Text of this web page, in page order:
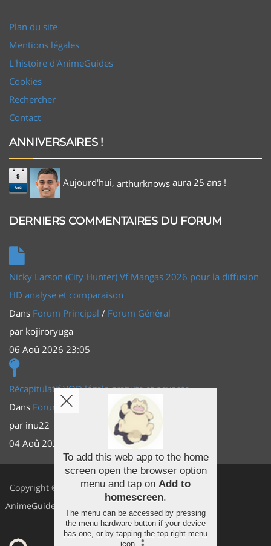
Plan du site
Mentions légales
L'histoire d'AnimeGuides
Cookies
Rechercher
Contact
ANNIVERSAIRES !
9
Aoû Aujourd'hui, arthurknows aura 25 ans !
DERNIERS COMMENTAIRES DU FORUM
Nicky Larson (City Hunter) Vf Mangas 2026 pour la diffusion
HD analyse et comparaison
Dans Forum Principal / Forum Général
par kojiroryuga
06 Aoû 2026 23:05
Récapitulatif VOD légale gratuite et payante
Dans Forum Principal
Actus (TV, vidéo, web)
par inu22
04 Aoû 2026 20:30
Copyright ©
AnimeGuides
Facebook
Youtube
Twitter
To add this web app to the home
screen open the browser option
menu and tap on Add to
homescreen.
The menu can be accessed by pressing
the menu hardware button if your device
has one, or by tapping the top right menu
icon